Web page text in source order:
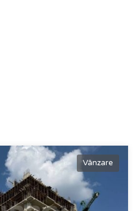
Vânzare